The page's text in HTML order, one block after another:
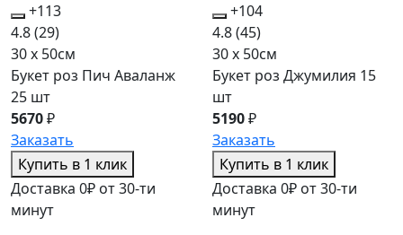
+113
4.8(29)
30 x 50см
Букет роз Пич Аваланж
25 шт
5670₽
Заказать
Купить в 1 клик
Доставка 0₽ от 30-ти
минут
+104
4.8(45)
30 x 50см
Букет роз Джумилия 15
шт
5190₽
Заказать
Купить в 1 клик
Доставка 0₽ от 30-ти
минут